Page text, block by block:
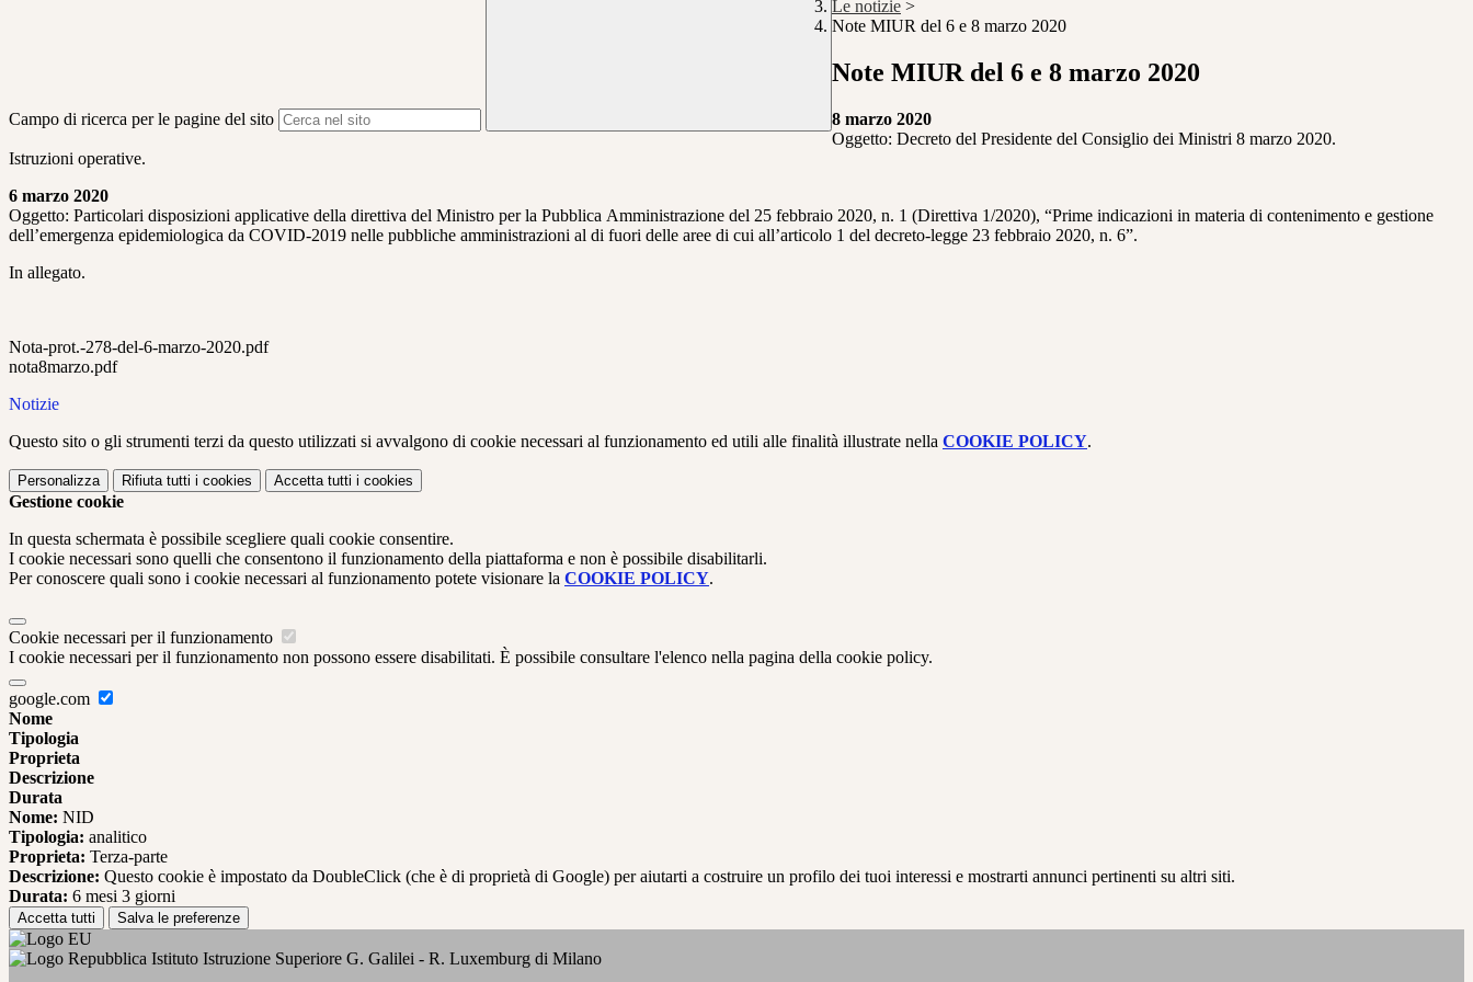
Campo di ricerca per le pagine del sito
Le notizie >
Note MIUR del 6 e 8 marzo 2020
Note MIUR del 6 e 8 marzo 2020
8 marzo 2020
Oggetto: Decreto del Presidente del Consiglio dei Ministri 8 marzo 2020.
Istruzioni operative.
6 marzo 2020
Oggetto: Particolari disposizioni applicative della direttiva del Ministro per la Pubblica Amministrazione del 25 febbraio 2020, n. 1 (Direttiva 1/2020), “Prime indicazioni in materia di contenimento e gestione
dell’emergenza epidemiologica da COVID-2019 nelle pubbliche amministrazioni al di fuori delle aree di cui all’articolo 1 del decreto-legge 23 febbraio 2020, n. 6”.
In allegato.
Nota-prot.-278-del-6-marzo-2020.pdf
nota8marzo.pdf
Notizie
Questo sito o gli strumenti terzi da questo utilizzati si avvalgono di cookie necessari al funzionamento ed utili alle finalità illustrate nella COOKIE POLICY.
Personalizza Rifiuta tutti i cookies Accetta tutti i cookies
Gestione cookie
In questa schermata è possibile scegliere quali cookie consentire.
I cookie necessari sono quelli che consentono il funzionamento della piattaforma e non è possibile disabilitarli.
Per conoscere quali sono i cookie necessari al funzionamento potete visionare la COOKIE POLICY.
Cookie necessari per il funzionamento
I cookie necessari per il funzionamento non possono essere disabilitati. È possibile consultare l'elenco nella pagina della cookie policy.
google.com
Nome
Tipologia
Proprieta
Descrizione
Durata
Nome: NID
Tipologia: analitico
Proprieta: Terza-parte
Descrizione: Questo cookie è impostato da DoubleClick (che è di proprietà di Google) per aiutarti a costruire un profilo dei tuoi interessi e mostrarti annunci pertinenti su altri siti.
Durata: 6 mesi 3 giorni
Accetta tutti Salva le preferenze
Istituto Istruzione Superiore G. Galilei - R. Luxemburg di Milano